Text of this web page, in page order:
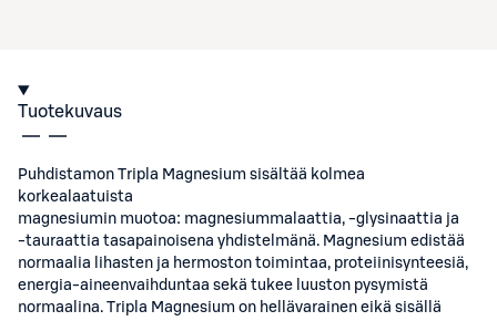
Tuotekuvaus
Puhdistamon Tripla Magnesium sisältää kolmea
korkealaatuista
magnesiumin muotoa: magnesiummalaattia, -glysinaattia ja
-tauraattia tasapainoisena yhdistelmänä. Magnesium edistää
normaalia lihasten ja hermoston toimintaa, proteiinisynteesiä,
energia-aineenvaihduntaa sekä tukee luuston pysymistä
normaalina. Tripla Magnesium on hellävarainen eikä sisällä